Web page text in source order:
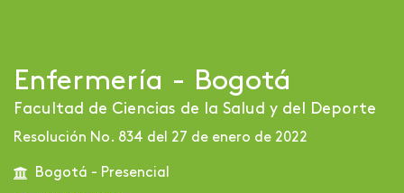
Enfermería - Bogotá
Facultad de Ciencias de la Salud y del Deporte
Resolución No. 834 del 27 de enero de 2022
Bogotá - Presencial